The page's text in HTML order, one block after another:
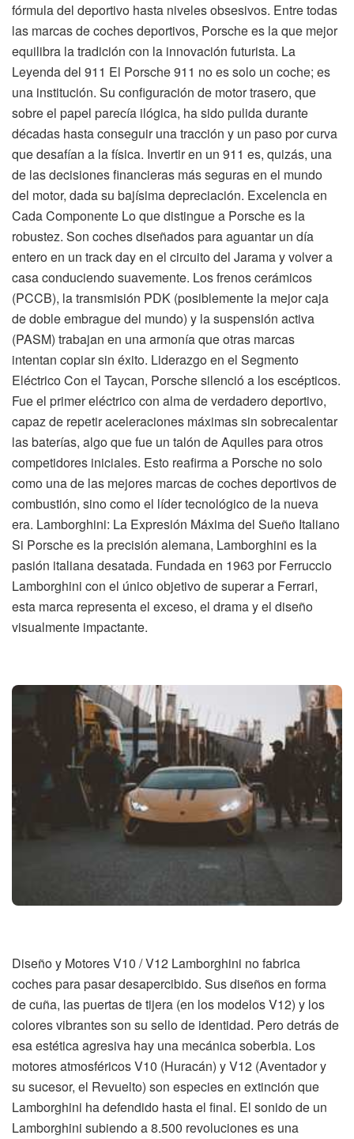
fórmula del deportivo hasta niveles obsesivos. Entre todas
las marcas de coches deportivos, Porsche es la que mejor
equilibra la tradición con la innovación futurista. La
Leyenda del 911 El Porsche 911 no es solo un coche; es
una institución. Su configuración de motor trasero, que
sobre el papel parecía ilógica, ha sido pulida durante
décadas hasta conseguir una tracción y un paso por curva
que desafían a la física. Invertir en un 911 es, quizás, una
de las decisiones financieras más seguras en el mundo
del motor, dada su bajísima depreciación. Excelencia en
Cada Componente Lo que distingue a Porsche es la
robustez. Son coches diseñados para aguantar un día
entero en un track day en el circuito del Jarama y volver a
casa conduciendo suavemente. Los frenos cerámicos
(PCCB), la transmisión PDK (posiblemente la mejor caja
de doble embrague del mundo) y la suspensión activa
(PASM) trabajan en una armonía que otras marcas
intentan copiar sin éxito. Liderazgo en el Segmento
Eléctrico Con el Taycan, Porsche silenció a los escépticos.
Fue el primer eléctrico con alma de verdadero deportivo,
capaz de repetir aceleraciones máximas sin sobrecalentar
las baterías, algo que fue un talón de Aquiles para otros
competidores iniciales. Esto reafirma a Porsche no solo
como una de las mejores marcas de coches deportivos de
combustión, sino como el líder tecnológico de la nueva
era. Lamborghini: La Expresión Máxima del Sueño Italiano
Si Porsche es la precisión alemana, Lamborghini es la
pasión italiana desatada. Fundada en 1963 por Ferruccio
Lamborghini con el único objetivo de superar a Ferrari,
esta marca representa el exceso, el drama y el diseño
visualmente impactante.
Diseño y Motores V10 / V12 Lamborghini no fabrica
coches para pasar desapercibido. Sus diseños en forma
de cuña, las puertas de tijera (en los modelos V12) y los
colores vibrantes son su sello de identidad. Pero detrás de
esa estética agresiva hay una mecánica soberbia. Los
motores atmosféricos V10 (Huracán) y V12 (Aventador y
su sucesor, el Revuelto) son especies en extinción que
Lamborghini ha defendido hasta el final. El sonido de un
Lamborghini subiendo a 8.500 revoluciones es una